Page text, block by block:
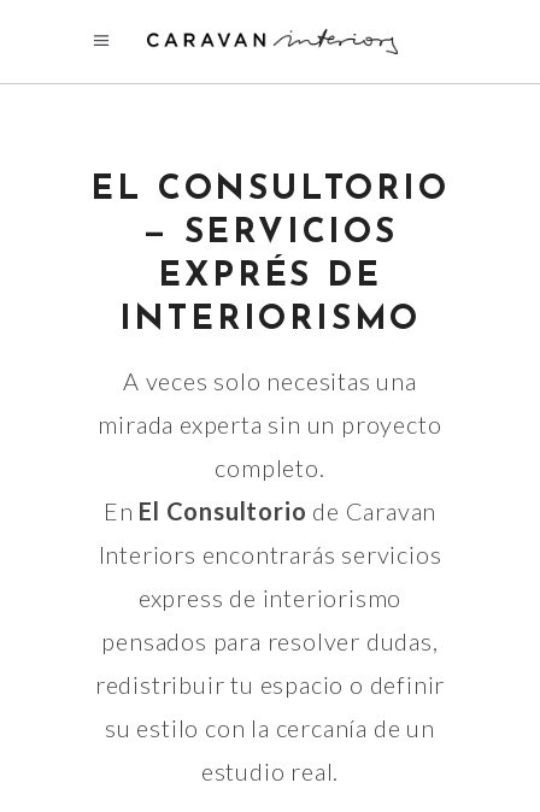
EL CONSULTORIO
— SERVICIOS
EXPRÉS DE
INTERIORISMO
A veces solo necesitas una
mirada experta sin un proyecto
completo.
En El Consultorio de Caravan
Interiors encontrarás servicios
express de interiorismo
pensados para resolver dudas,
redistribuir tu espacio o definir
su estilo con la cercanía de un
estudio real.